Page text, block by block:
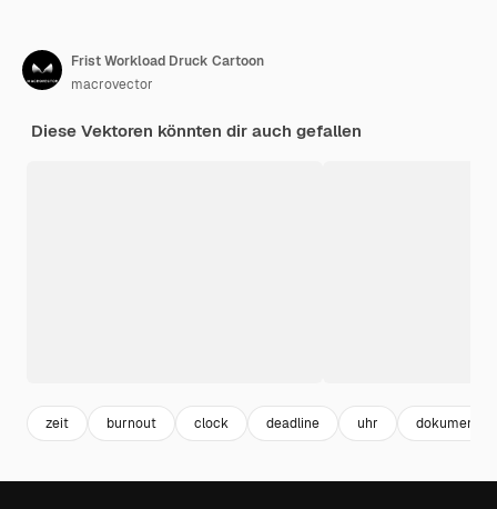
Frist Workload Druck Cartoon
macrovector
Diese Vektoren könnten dir auch gefallen
zeit burnout clock deadline uhr dokument